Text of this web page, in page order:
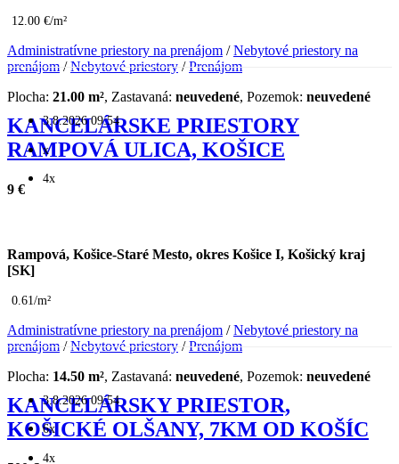
12.00 €/m²
Administratívne priestory na prenájom /Nebytové priestory na
prenájom /Nebytové priestory /Prenájom
Plocha: 21.00 m², Zastavaná: neuvedené, Pozemok: neuvedené
3.8.2026 09:54
x
4x
KANCELÁRSKE PRIESTORY
RAMPOVÁ ULICA, KOŠICE
9 €
Rampová, Košice-Staré Mesto, okres Košice I, Košický kraj
[SK]
0.61/m²
Administratívne priestory na prenájom /Nebytové priestory na
prenájom /Nebytové priestory /Prenájom
Plocha: 14.50 m², Zastavaná: neuvedené, Pozemok: neuvedené
3.8.2026 09:54
6x
4x
KANCELÁRSKY PRIESTOR,
KOŠICKÉ OLŠANY, 7KM OD KOŠÍC